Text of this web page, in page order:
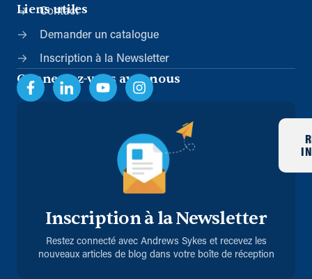
Liens utiles
Contact
Demander un catalogue
Inscription à la Newsletter
Connectez-vous avec nous
Inscription à la Newsletter
Restez connecté avec Andrews Sykes et recevez les
nouveaux articles de blog dans votre boîte de réception